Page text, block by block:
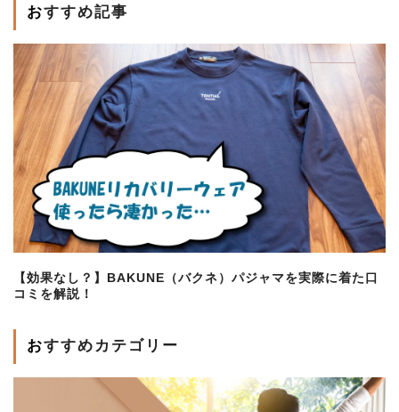
おすすめ記事
【効果なし？】BAKUNE（バクネ）パジャマを実際に着た口
コミを解説！
おすすめカテゴリー